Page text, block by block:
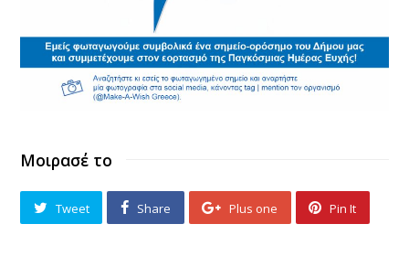
Μοιρασέ το
Tweet Share Plus one Pin It